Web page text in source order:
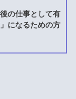
の仕事として有
になるための方